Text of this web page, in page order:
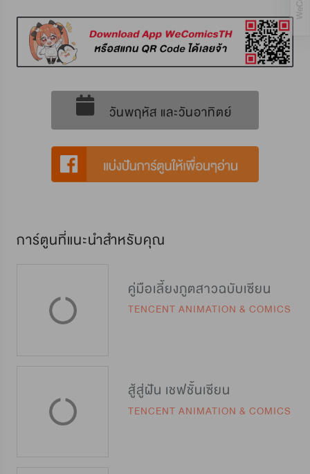
วันพฤหัส และวันอาทิตย์
การ์ตูนที่แนะนำสำหรับคุณ
คู่มือเลี้ยงภูตสาวฉบับเซียน
TENCENT ANIMATION & COMICS
สู้สู่ฝัน เชฟชั้นเซียน
TENCENT ANIMATION & COMICS